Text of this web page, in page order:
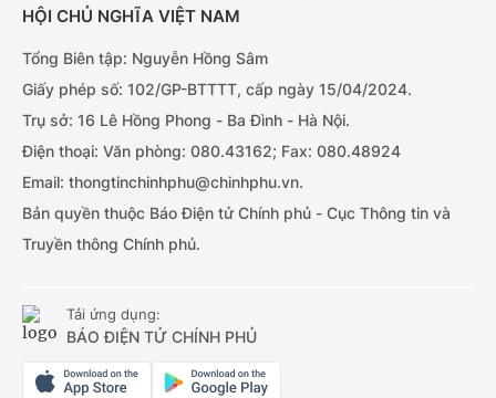
HỘI CHỦ NGHĨA VIỆT NAM
Tổng Biên tập: Nguyễn Hồng Sâm
Giấy phép số: 102/GP-BTTTT, cấp ngày 15/04/2024.
Trụ sở: 16 Lê Hồng Phong - Ba Đình - Hà Nội.
Điện thoại: Văn phòng: 080.43162; Fax: 080.48924
Email: thongtinchinhphu@chinhphu.vn.
Bản quyền thuộc Báo Điện tử Chính phủ - Cục Thông tin và
Truyền thông Chính phủ.
Tải ứng dụng:
BÁO ĐIỆN TỬ CHÍNH PHỦ